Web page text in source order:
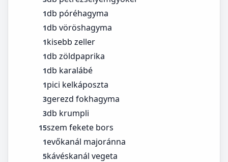
1db póréhagyma
1db vöröshagyma
1kisebb zeller
1db zöldpaprika
1db karalábé
1pici kelkáposzta
3gerezd fokhagyma
3db krumpli
15szem fekete bors
1evőkanál majoránna
5kávéskanál vegeta